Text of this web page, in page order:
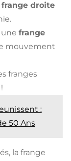
frange droite
frange
mouvement
franges
:
50 Ans
la frange